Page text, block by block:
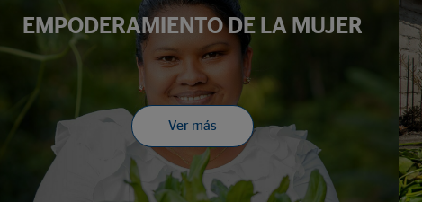
EMPODERAMIENTO DE LA MUJER
Ver más